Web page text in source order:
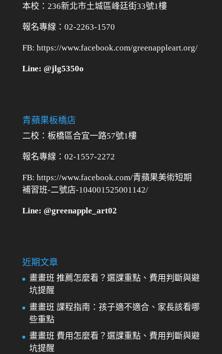
本校：236新北市土城區峰廷街33號1樓
報名專線：02-2263-1570
FB: https://www.facebook.com/greenappleart.org/
Line: @jlg5350o
青蘋果板橋店
二校： 板橋區合宜一路57號1樓
報名專線：02-1557-2272
FB: https://www.facebook.com/青蘋果美術短期
補習班-二號店-104001525001142/
Line: @greenapple_art02
近期文章
畫畫班 推薦怎麼看？選課重點、費用判斷與避
坑提醒
畫畫班 課程指南：孩子適不適合、家長該看哪
些重點
畫畫班 費用怎麼看？選課重點、費用判斷與避
坑提醒